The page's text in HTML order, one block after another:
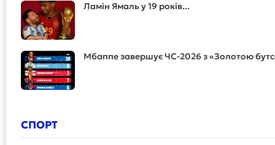
Ламін Ямаль у 19 років...
Мбаппе завершує ЧС-2026 з «Золотою
СПОРТ